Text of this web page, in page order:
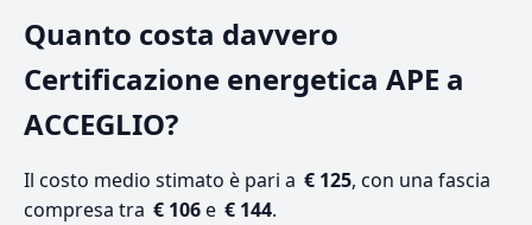
Quanto costa davvero
Certificazione energetica APE a
ACCEGLIO?
Il costo medio stimato è pari a € 125, con una fascia
compresa tra € 106e € 144.